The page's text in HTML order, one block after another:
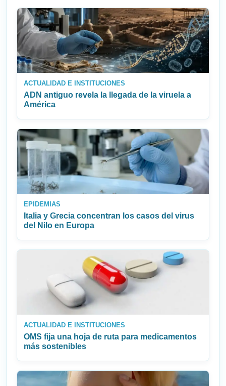
ACTUALIDAD E INSTITUCIONES
ADN antiguo revela la llegada de la viruela a
América
EPIDEMIAS
Italia y Grecia concentran los casos del virus
del Nilo en Europa
ACTUALIDAD E INSTITUCIONES
OMS fija una hoja de ruta para medicamentos
más sostenibles